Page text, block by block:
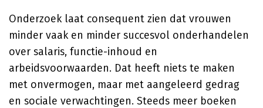
Onderzoek laat consequent zien dat vrouwen
minder vaak en minder succesvol onderhandelen
over salaris, functie-inhoud en
arbeidsvoorwaarden. Dat heeft niets te maken
met onvermogen, maar met aangeleerd gedrag
en sociale verwachtingen. Steeds meer boeken